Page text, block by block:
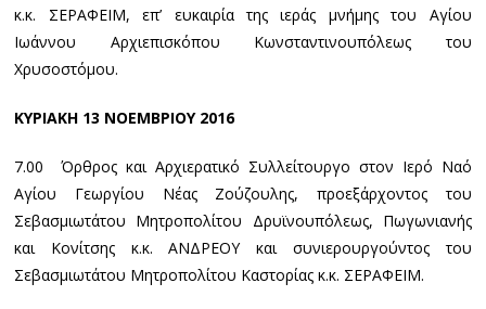
κ.κ. ΣΕΡΑΦΕΙΜ, επ’ ευκαιρία της ιεράς μνήμης του Αγίου
Ιωάννου Αρχιεπισκόπου Κωνσταντινουπόλεως του
Χρυσοστόμου.
ΚΥΡΙΑΚΗ 13 ΝΟΕΜΒΡΙΟΥ 2016
7.00 Όρθρος και Αρχιερατικό Συλλείτουργο στον Ιερό Ναό
Αγίου Γεωργίου Νέας Ζούζουλης, προεξάρχοντος του
Σεβασμιωτάτου Μητροπολίτου Δρυϊνουπόλεως, Πωγωνιανής
και Κονίτσης κ.κ. ΑΝΔΡΕΟΥ και συνιερουργούντος του
Σεβασμιωτάτου Μητροπολίτου Καστορίας κ.κ. ΣΕΡΑΦΕΙΜ.